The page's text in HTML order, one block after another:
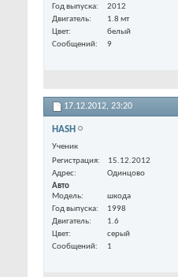
Год выпуска
2012
Двигатель
1.8 мт
Цвет
белый
Сообщений
9
17.12.2012, 23:20
HASH
Ученик
Регистрация
15.12.2012
Адрес
Одинцово
Авто
Модель
шкода
Год выпуска
1998
Двигатель
1.6
Цвет
серый
Сообщений
1